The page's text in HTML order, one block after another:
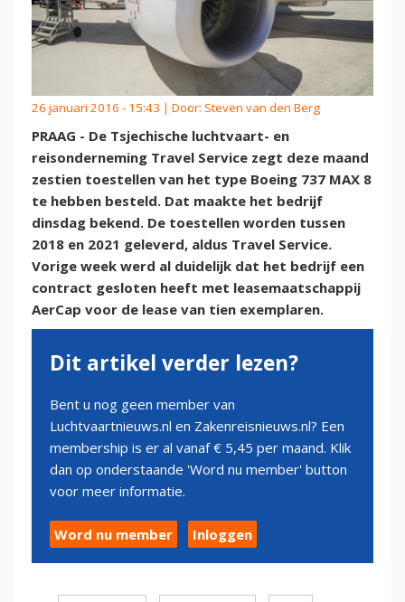
26 januari 2016 - 15:43 | Door: Steven van den Berg
PRAAG - De Tsjechische luchtvaart- en
reisonderneming Travel Service zegt deze maand
zestien toestellen van het type Boeing 737 MAX 8
te hebben besteld. Dat maakte het bedrijf
dinsdag bekend. De toestellen worden tussen
2018 en 2021 geleverd, aldus Travel Service.
Vorige week werd al duidelijk dat het bedrijf een
contract gesloten heeft met leasemaatschappij
AerCap voor de lease van tien exemplaren.
Dit artikel verder lezen?
Bent u nog geen member van
Luchtvaartnieuws.nl en Zakenreisnieuws.nl? Een
membership is er al vanaf € 5,45 per maand. Klik
dan op onderstaande 'Word nu member' button
voor meer informatie.
Word nu member Inloggen